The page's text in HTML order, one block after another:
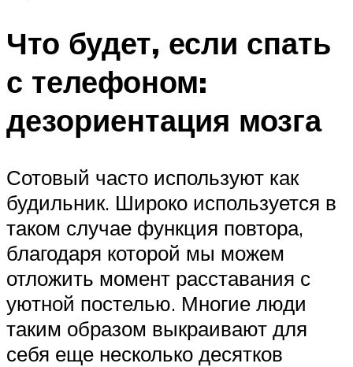
Что будет, если спать
с телефоном:
дезориентация мозга
Сотовый часто используют как
будильник. Широко используется в
таком случае функция повтора,
благодаря которой мы можем
отложить момент расставания с
уютной постелью. Многие люди
таким образом выкраивают для
себя еще несколько десятков